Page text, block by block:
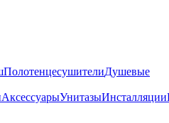
ПолотенцесушителиДушевые
АксессуарыУнитазыИнсталляции